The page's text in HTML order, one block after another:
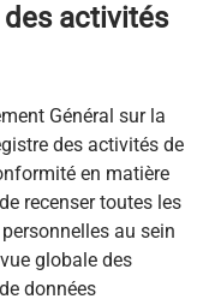
des activités
Général sur la
des activités de
en matière
recenser toutes les
au sein
globale des
données